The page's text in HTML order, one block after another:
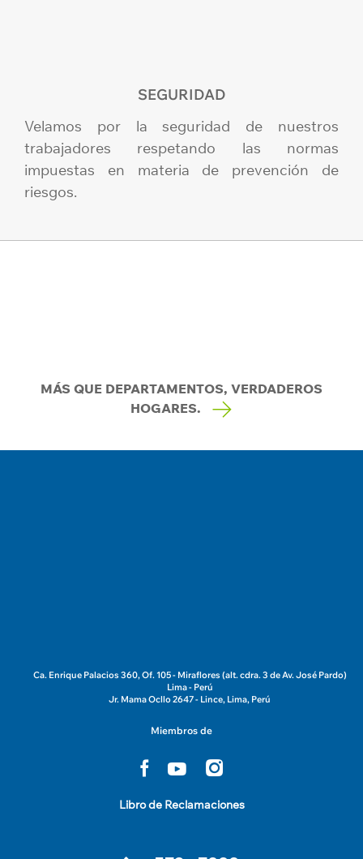
SEGURIDAD
Velamos por la seguridad de nuestros
trabajadores respetando las normas
impuestas en materia de prevención de
riesgos.
MÁS QUE DEPARTAMENTOS, VERDADEROS
HOGARES.
Ca. Enrique Palacios 360, Of. 105 - Miraflores (alt. cdra. 3 de Av. José Pardo)
Lima - Perú
Jr. Mama Ocllo 2647 - Lince, Lima, Perú
Miembros de
Libro de Reclamaciones